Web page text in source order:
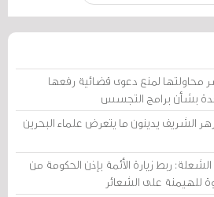
محاولتها لمنع دعوى قضائية رفعها
بشأن برامج التجسس
الشريف يدينون ما يتعرض علماء البحرين
ربط زيارة الأئمة بإذن الحكومة من
للهيمنة على الشعائر